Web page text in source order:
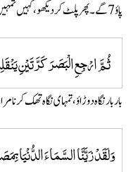
پاوٴ 7گے۔ پھر پلٹ کر دیکھو، کہیں تمہیں کوئی خلل نظر آتا ہے؟
ثُمَّ ارْجِعِ الْبَصَرَ كَرَّتَيْنِ
بار بار نگاہ دوڑاوٴ، تمہای نگاہ تھک کر
وَلَقَدْ زَيَّنَّا السَّمَاءَ الدُّنْيَا